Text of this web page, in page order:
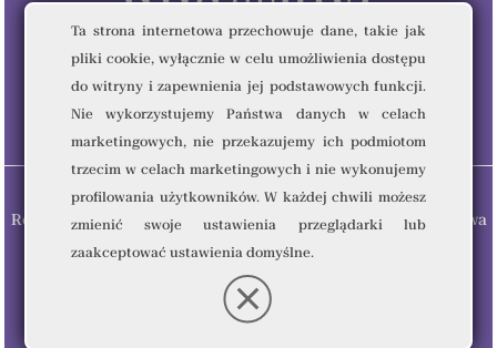
Res Humana & Quality Writing Sp. z o.o © 2023 - Wszelkie prawa
Ta strona internetowa przechowuje dane, takie jak
pliki cookie, wyłącznie w celu umożliwienia dostępu
do witryny i zapewnienia jej podstawowych funkcji.
Nie wykorzystujemy Państwa danych w celach
marketingowych, nie przekazujemy ich podmiotom
trzecim w celach marketingowych i nie wykonujemy
profilowania użytkowników. W każdej chwili możesz
zmienić swoje ustawienia przeglądarki lub
zaakceptować ustawienia domyślne.